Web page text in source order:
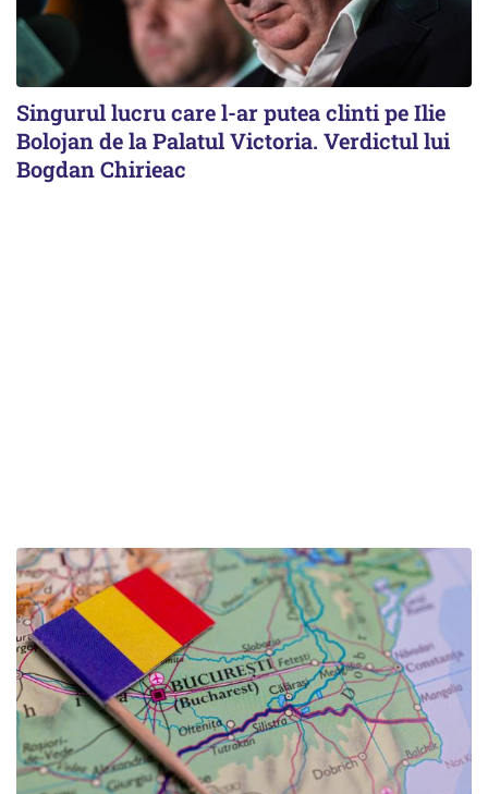
Singurul lucru care l-ar putea clinti pe Ilie
Bolojan de la Palatul Victoria. Verdictul lui
Bogdan Chirieac